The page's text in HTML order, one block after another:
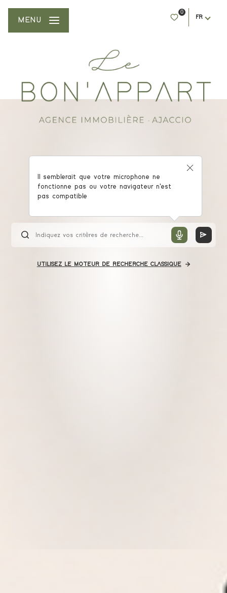
0
FR
MENU
Trouvez le bien idéal !
Il semblerait que votre microphone ne
fonctionne pas ou votre navigateur n'est
pas compatible
UTILISEZ LE MOTEUR DE RECHERCHE CLASSIQUE